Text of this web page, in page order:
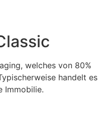
welches von 80%
handelt es
Immobilie.